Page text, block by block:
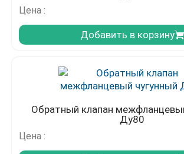
Цена :
Добавить в корзину
Обратный клапан
Ду80
Цена :